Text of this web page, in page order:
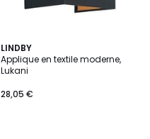
LINDBY
Applique en textile moderne,
Lukani
28,05 €